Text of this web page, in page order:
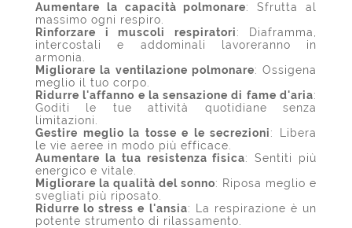
Aumentare la capacità polmonare: Sfrutta al
massimo ogni respiro.
Rinforzare i muscoli respiratori: Diaframma,
intercostali e addominali lavoreranno in
armonia.
Migliorare la ventilazione polmonare: Ossigena
meglio il tuo corpo.
Ridurre l'affanno e la sensazione di fame d'aria:
Goditi le tue attività quotidiane senza
limitazioni.
Gestire meglio la tosse e le secrezioni: Libera
le vie aeree in modo più efficace.
Aumentare la tua resistenza fisica: Sentiti più
energico e vitale.
Migliorare la qualità del sonno: Riposa meglio e
svegliati più riposato.
Ridurre lo stress e l'ansia: La respirazione è un
potente strumento di rilassamento.